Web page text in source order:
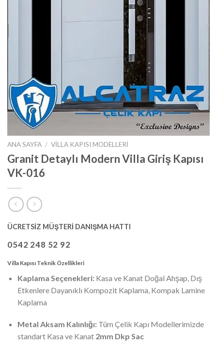
ANA SAYFA / VILLA KAPISI MODELLERI
Granit Detaylı Modern Villa Giriş Kapısı
VK-016
ÜCRETSİZ MÜŞTERİ DANIŞMA HATTI
0542 248 52 92
Villa Kapısı Teknik Özellikleri
Kaplama Seçenekleri: Kasa ve Kanat Doğal Ahşap, Dış
Etkenlere Dayanıklı Kompozit Kaplama, Kompak Lamine
Kaplama
Metal Aksam Kalınlığı: Tüm Çelik Kapı Modellerimizde
standart Kasa ve Kanat 2mm Dkp Sac